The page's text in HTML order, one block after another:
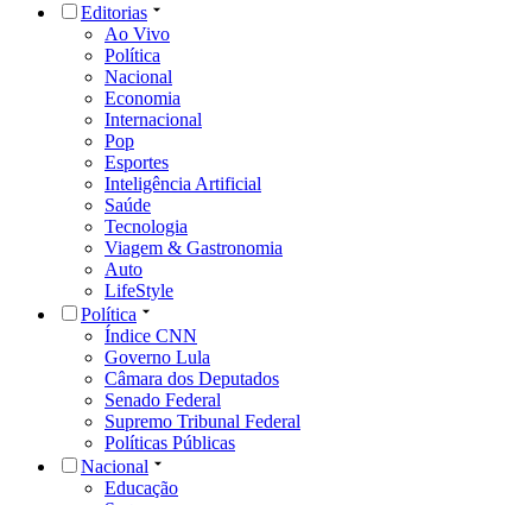
Editorias
Ao Vivo
Política
Nacional
Economia
Internacional
Pop
Esportes
Inteligência Artificial
Saúde
Tecnologia
Viagem & Gastronomia
Auto
LifeStyle
Política
Índice CNN
Governo Lula
Câmara dos Deputados
Senado Federal
Supremo Tribunal Federal
Políticas Públicas
Nacional
Educação